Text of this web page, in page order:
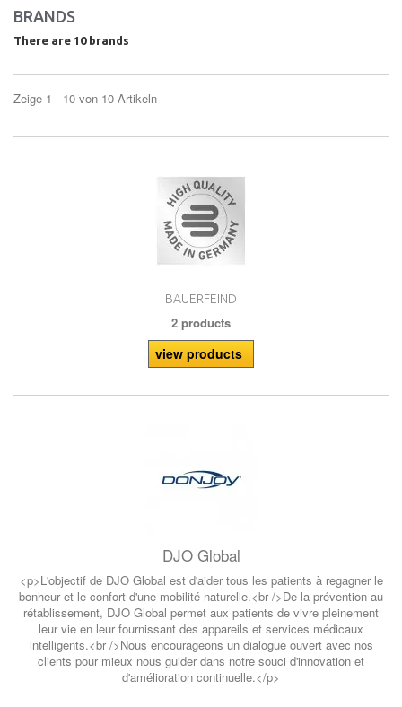
BRANDS
There are 10 brands
Zeige 1 - 10 von 10 Artikeln
BAUERFEIND
2 products
view products
DJO Global
<p>L'objectif de DJO Global est d'aider tous les patients à regagner le
bonheur et le confort d'une mobilité naturelle.<br />De la prévention au
rétablissement, DJO Global permet aux patients de vivre pleinement
leur vie en leur fournissant des appareils et services médicaux
intelligents.<br />Nous encourageons un dialogue ouvert avec nos
clients pour mieux nous guider dans notre souci d'innovation et
d'amélioration continuelle.</p>